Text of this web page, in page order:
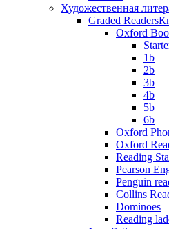
Художественная
Graded Readers
Oxford
1b
2b
3b
4b
5b
6b
Oxford
Oxford
Reading
Pearson
Penguin
Collins
Dominoes
Reading